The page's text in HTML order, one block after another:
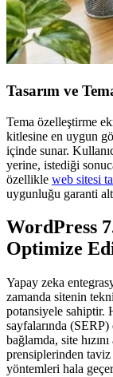
Tasarım ve
Tema özelleştirme
kitlesine en uygun
içinde sunar.
yerine, istediği
özellikle web sitesi
uygunluğu garanti
WordPress
Optimize
Yapay zeka
zamanda sitenin
potansiyele sahiptir.
sayfalarında
bağlamda, site
prensiplerinden
yöntemleri hala